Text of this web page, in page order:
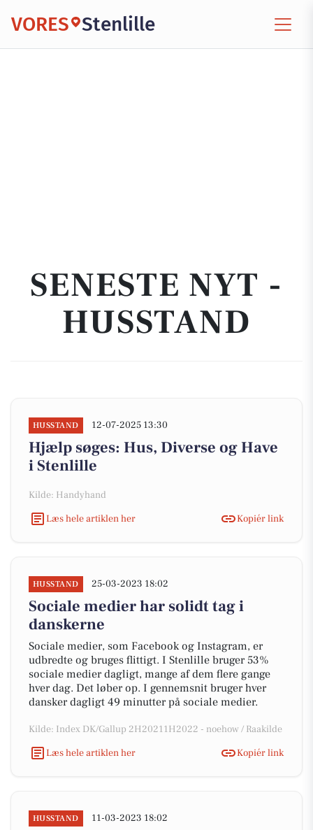
VORES Stenlille
SENESTE NYT -
HUSSTAND
HUSSTAND 12-07-2025 13:30
Hjælp søges: Hus, Diverse og Have
i Stenlille
Kilde: Handyhand
Læs hele artiklen her
Kopiér link
HUSSTAND 25-03-2023 18:02
Sociale medier har solidt tag i
danskerne
Sociale medier, som Facebook og Instagram, er
udbredte og bruges flittigt. I Stenlille bruger 53%
sociale medier dagligt, mange af dem flere gange
hver dag. Det løber op. I gennemsnit bruger hver
dansker dagligt 49 minutter på sociale medier.
Kilde: Index DK/Gallup 2H20211H2022 - noehow / Raakilde
Læs hele artiklen her
Kopiér link
HUSSTAND 11-03-2023 18:02